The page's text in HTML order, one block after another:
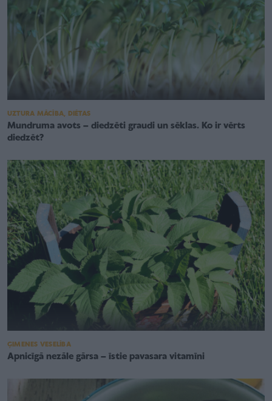
UZTURA MĀCĪBA, DIĒTAS
Mundruma avots – diedzēti graudi un sēklas. Ko ir vērts
diedzēt?
ĢIMENES VESELĪBA
Apnicīgā nezāle gārsa – īstie pavasara vitamīni